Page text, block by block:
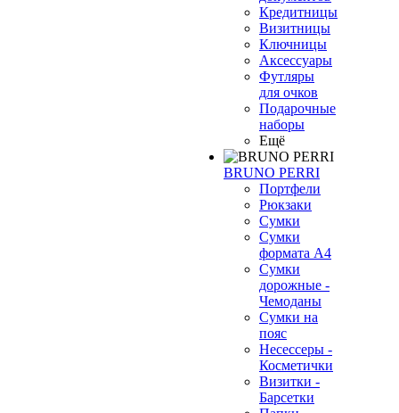
Кредитницы
Визитницы
Ключницы
Аксессуары
Футляры
для очков
Подарочные
наборы
Ещё
BRUNO PERRI
Портфели
Рюкзаки
Сумки
Сумки
формата А4
Сумки
дорожные -
Чемоданы
Сумки на
пояс
Несессеры -
Косметички
Визитки -
Барсетки